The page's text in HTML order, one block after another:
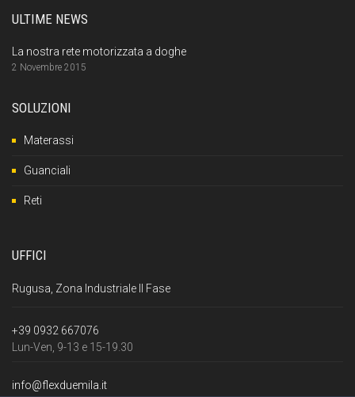
ULTIME NEWS
La nostra rete motorizzata a doghe
2 Novembre 2015
SOLUZIONI
Materassi
Guanciali
Reti
UFFICI
Rugusa, Zona Industriale II Fase
+39 0932 667076
Lun-Ven, 9-13 e 15-19.30
info@flexduemila.it